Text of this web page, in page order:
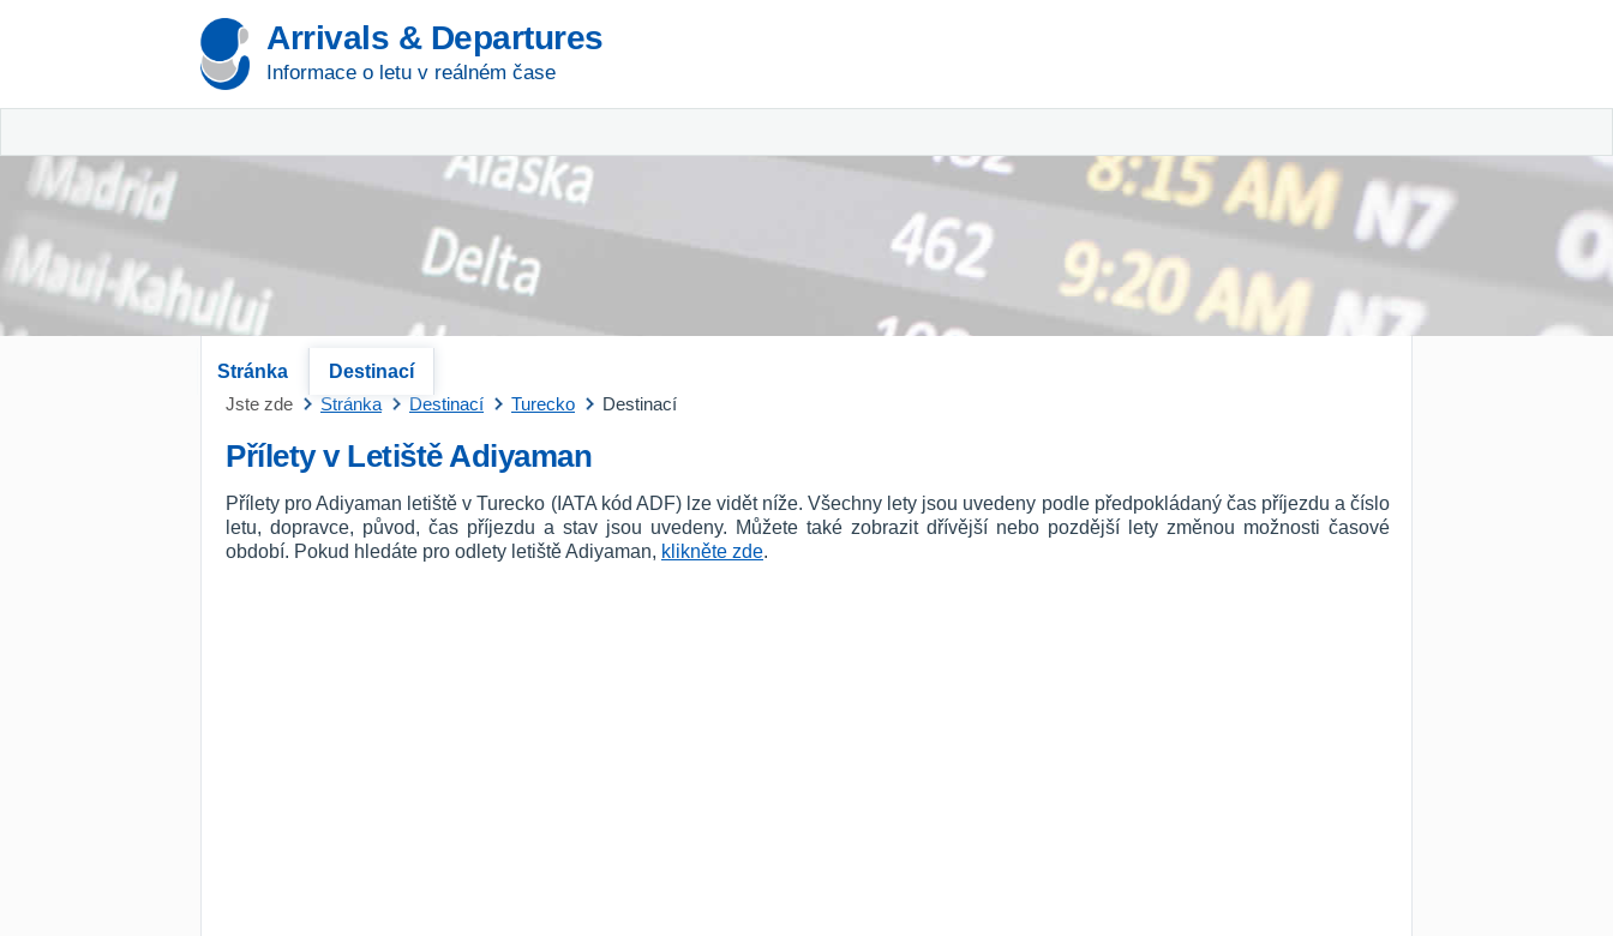
Arrivals & Departures
Informace o letu v reálném čase
Stránka
Destinací
Jste zde
Stránka Destinací Turecko Destinací
Přílety v Letiště Adiyaman
Přílety pro Adiyaman letiště v Turecko (IATA kód ADF) lze vidět níže. Všechny lety jsou uvedeny podle předpokládaný čas příjezdu a číslo
letu, dopravce, původ, čas příjezdu a stav jsou uvedeny. Můžete také zobrazit dřívější nebo pozdější lety změnou možnosti časové
období. Pokud hledáte pro odlety letiště Adiyaman, klikněte zde.